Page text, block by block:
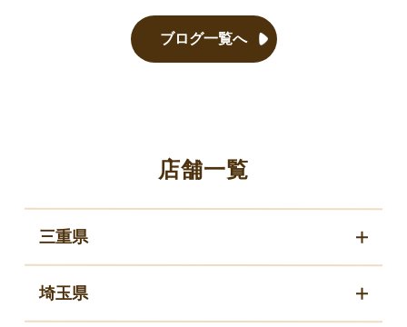
ブログ一覧へ
店舗一覧
三重県
埼玉県